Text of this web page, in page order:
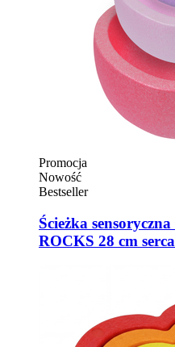
Promocja
Nowość
Bestseller
Ścieżka
ROCKS 28 cm